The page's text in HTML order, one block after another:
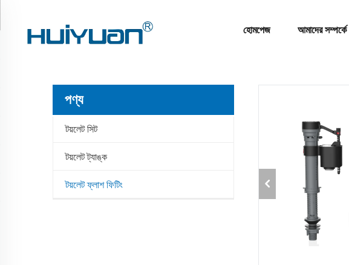
হোমপেজ আমাদের সম্পর্কে
পণ্য
টয়লেট সিট
টয়লেট ট্যাঙ্ক
টয়লেট ফ্লাশ ফিটিং